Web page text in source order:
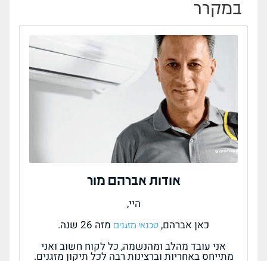
במקרר
אודות אברהם מור
היי,
כאן אברהם, טכנאי מזגנים מזה 26 שנה.
אני עובד מהלב ומהנשמה, כל לקוח חשוב ואני
מתייחס באחריות וברצינות רבה לכל תיקון מזגנים.